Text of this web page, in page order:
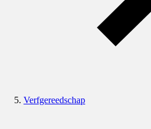
Verfgereedschap